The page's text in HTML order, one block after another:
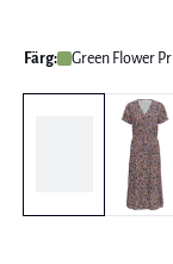
Färg: Green Flower